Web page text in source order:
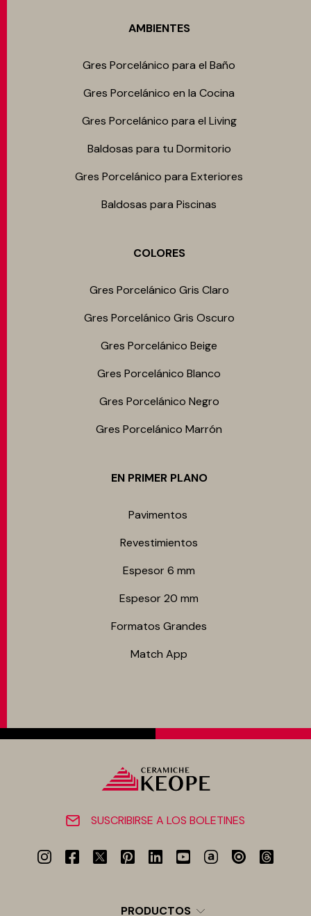
AMBIENTES
Gres Porcelánico para el Baño
Gres Porcelánico en la Cocina
Gres Porcelánico para el Living
Baldosas para tu Dormitorio
Gres Porcelánico para Exteriores
Baldosas para Piscinas
COLORES
Gres Porcelánico Gris Claro
Gres Porcelánico Gris Oscuro
Gres Porcelánico Beige
Gres Porcelánico Blanco
Gres Porcelánico Negro
Gres Porcelánico Marrón
EN PRIMER PLANO
Pavimentos
Revestimientos
Espesor 6 mm
Espesor 20 mm
Formatos Grandes
Match App
SUSCRIBIRSE A LOS BOLETINES
PRODUCTOS